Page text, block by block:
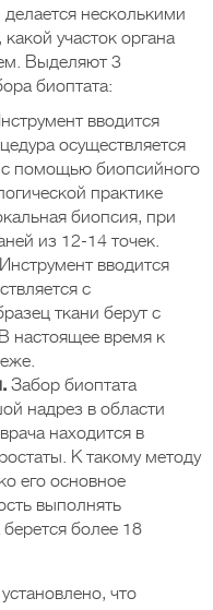
несколькими
участок органа
Выделяют 3
биоптата:
вводится
осуществляется
помощью биопсийного
практике
биопсия, при
из 12-14 точек.
Инструмент вводится
с
ткани берут с
настоящее время к
Забор биоптата
надрез в области
находится в
К такому методу
его основное
выполнять
более 18
что